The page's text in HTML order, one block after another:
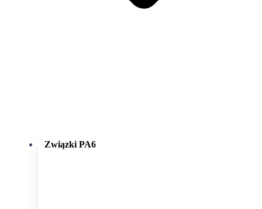
Związki PA6